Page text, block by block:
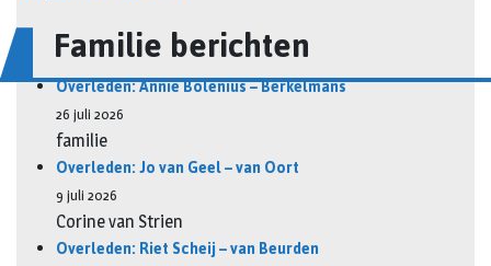
Familie berichten
Overleden: Annie Bolenius – Berkelmans
26 juli 2026
familie
Overleden: Jo van Geel – van Oort
9 juli 2026
Corine van Strien
Overleden: Riet Scheij – van Beurden